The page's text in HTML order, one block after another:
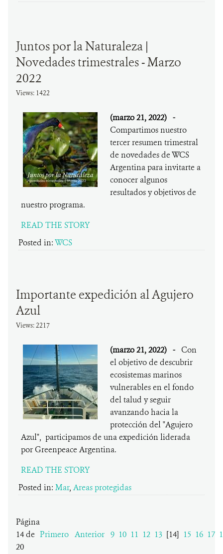
Juntos por la Naturaleza |
Novedades trimestrales - Marzo
2022
Views: 1422
(marzo 21, 2022) -
Compartimos nuestro
tercer resumen trimestral
de novedades de WCS
Argentina para invitarte a
conocer algunos
resultados y objetivos de
nuestro programa.
READ THE STORY
Posted in:WCS
Importante expedición al Agujero
Azul
Views: 2217
(marzo 21, 2022) - Con
el objetivo de descubrir
ecosistemas marinos
vulnerables en el fondo
del talud y seguir
avanzando hacia la
protección del "Agujero
Azul", participamos de una expedición liderada
por Greenpeace Argentina.
READ THE STORY
Posted in: Mar, Areas protegidas
Página
14 de
20
Primero Anterior 9 10 11 12 13 [14] 15 16 17